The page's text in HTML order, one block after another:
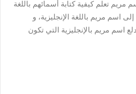
تعلم كيفية كتابة أسمائهم باللغة
إلى اسم مريم باللغة الإنجليزية، و
اسم مريم بالإنجليزية التي تكون